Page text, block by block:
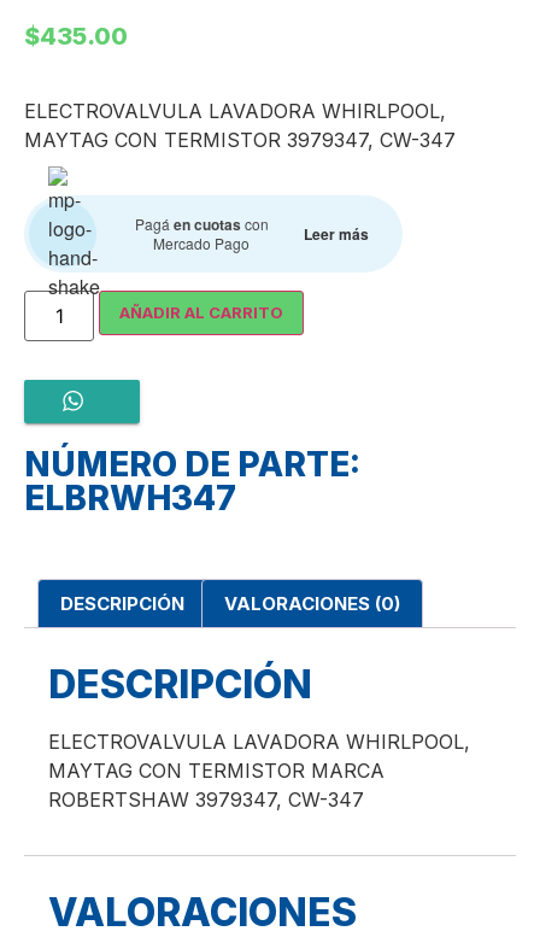
$435.00
ELECTROVALVULA LAVADORA WHIRLPOOL,
MAYTAG CON TERMISTOR 3979347, CW-347
Pagáen cuotas con
Mercado Pago
Leer más
AÑADIR AL CARRITO
NÚMERO DE PARTE:
ELBRWH347
DESCRIPCIÓN VALORACIONES (0)
DESCRIPCIÓN
ELECTROVALVULA LAVADORA WHIRLPOOL,
MAYTAG CON TERMISTOR MARCA
ROBERTSHAW 3979347, CW-347
VALORACIONES